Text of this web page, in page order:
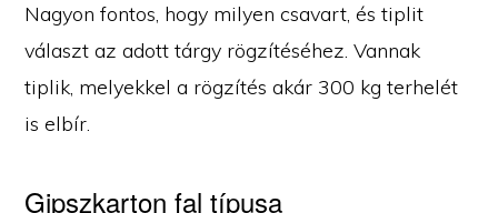
Nagyon fontos, hogy milyen csavart, és tiplit
választ az adott tárgy rögzítéséhez. Vannak
tiplik, melyekkel a rögzítés akár 300 kg terhelét
is elbír.
Gipszkarton fal típusa